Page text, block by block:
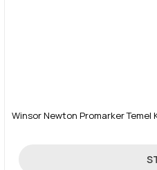
Winsor Newton Promarker